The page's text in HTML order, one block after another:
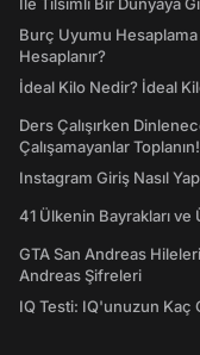
Burç Uyumu
Hesaplanır?
İdeal Kilo Nedir? İdeal
Ders Çalışırken
Çalışamayanlar Toplanın!
Instagram Giriş Nasıl
41 Ülkenin Bayrakları ve
GTA San Andreas
Andreas Şifreleri
IQ Testi: IQ'unuzun Kaç